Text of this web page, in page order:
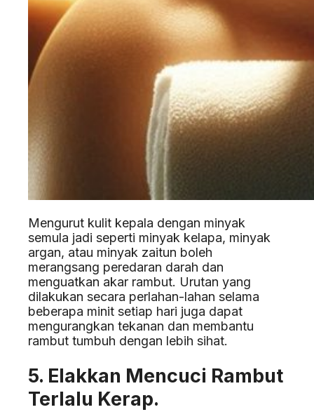
Mengurut kulit kepala dengan minyak
semula jadi seperti minyak kelapa, minyak
argan, atau minyak zaitun boleh
merangsang peredaran darah dan
menguatkan akar rambut. Urutan yang
dilakukan secara perlahan-lahan selama
beberapa minit setiap hari juga dapat
mengurangkan tekanan dan membantu
rambut tumbuh dengan lebih sihat.
5. Elakkan Mencuci Rambut
Terlalu Kerap.